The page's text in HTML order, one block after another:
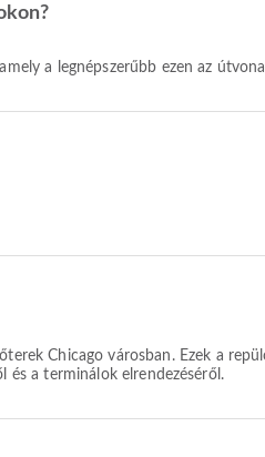
a legnépszerűbb ezen az
Chicago városban. Ezek a
és a terminálok elrendezéséről.